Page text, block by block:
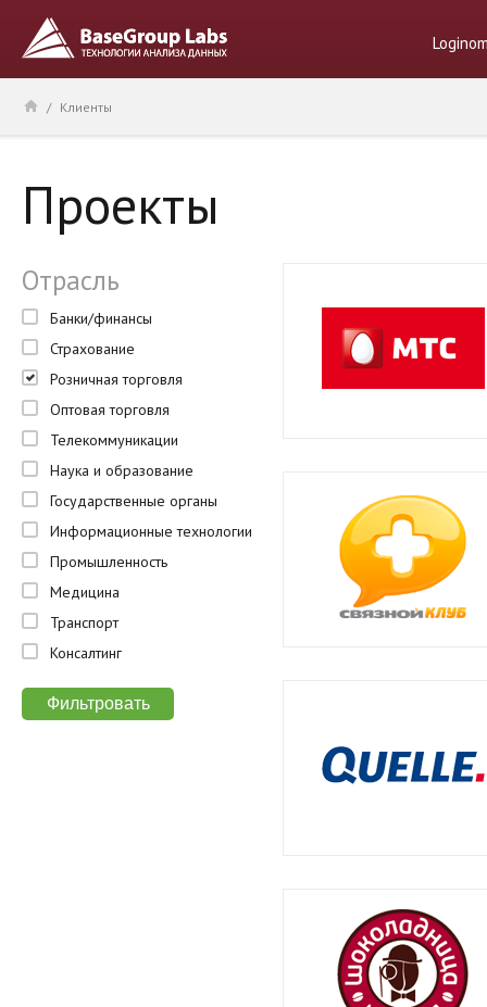
/ Клиенты
Проекты
Отрасль
Банки/финансы
Страхование
Розничная торговля
Оптовая торговля
Телекоммуникации
Наука и образование
Государственные органы
Информационные технологии
Промышленность
Медицина
Транспорт
Консалтинг